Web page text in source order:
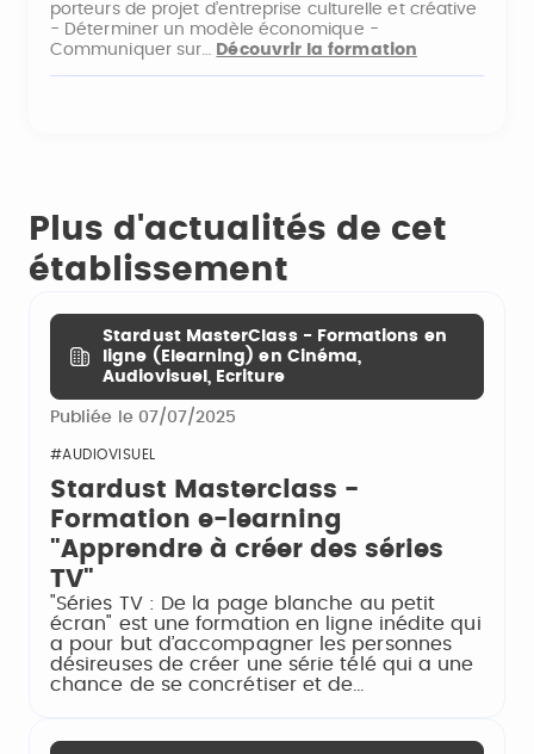
porteurs de projet d’entreprise culturelle et créative
- Déterminer un modèle économique -
Communiquer sur… Découvrir la formation
Plus d'actualités de cet
établissement
Stardust MasterClass - Formations en
ligne (Elearning) en Cinéma,
Audiovisuel, Ecriture
Publiée le 07/07/2025
#AUDIOVISUEL
Stardust Masterclass -
Formation e-learning
"Apprendre à créer des séries
TV"
"Séries TV : De la page blanche au petit
écran" est une formation en ligne inédite qui
a pour but d’accompagner les personnes
désireuses de créer une série télé qui a une
chance de se concrétiser et de…